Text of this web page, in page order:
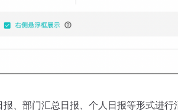
、部门汇总日报、个人日报等形式进行